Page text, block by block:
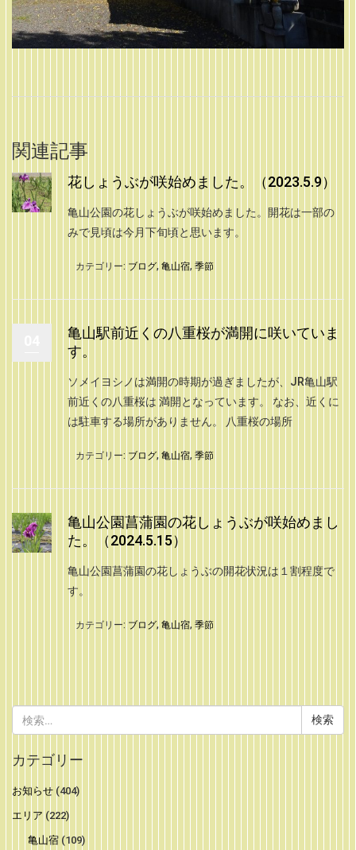
関連記事
花しょうぶが咲始めました。（2023.5.9）
亀山公園の花しょうぶが咲始めました。開花は一部の
みで見頃は今月下旬頃と思います。
カテゴリー: ブログ, 亀山宿, 季節
亀山駅前近くの八重桜が満開に咲いていま
す。
ソメイヨシノは満開の時期が過ぎましたが、JR亀山駅
前近くの八重桜は 満開となっています。 なお、近くに
は駐車する場所がありません。 八重桜の場所
カテゴリー: ブログ, 亀山宿, 季節
亀山公園菖蒲園の花しょうぶが咲始めまし
た。（2024.5.15）
亀山公園菖蒲園の花しょうぶの開花状況は１割程度で
す。
カテゴリー: ブログ, 亀山宿, 季節
索:
カテゴリー
お知らせ (404)
エリア (222)
亀山宿(109)